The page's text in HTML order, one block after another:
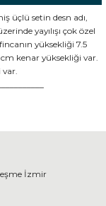
üçlü setin desn adı,
yayılışı çok özel
yüksekliği 7.5
cm kenar yüksekliği var.
var.
İzmir